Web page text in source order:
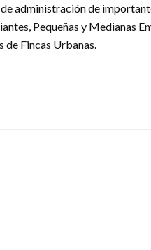
administración de
Pequeñas y Medianas
de Fincas Urbanas.